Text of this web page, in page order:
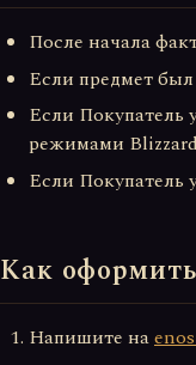
После начала
Если предмет
Если Покупатель
режимами
Если Покупатель
Как
Напишите на